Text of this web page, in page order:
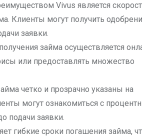
Vivus является
Клиенты могут получить
заявки.
займа осуществляется
или предоставлять множество
четко и прозрачно указаны на
могут ознакомиться с
подачи заявки.
гибкие сроки погашения займа,